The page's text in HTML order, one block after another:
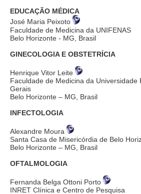
EDUCAÇÃO MÉDICA
José Maria Peixoto
Faculdade de Medicina da UNIFENAS
Belo Horizonte - MG, Brasil
GINECOLOGIA E OBSTETRÍCIA
Henrique Vitor Leite
Faculdade de Medicina da Universidade
Gerais
Belo Horizonte – MG, Brasil
INFECTOLOGIA
Alexandre Moura
Santa Casa de Misericórdia de Belo
Belo Horizonte – MG, Brasil
OFTALMOLOGIA
Fernanda Belga Ottoni Porto
INRET Clínica e Centro de Pesquisa